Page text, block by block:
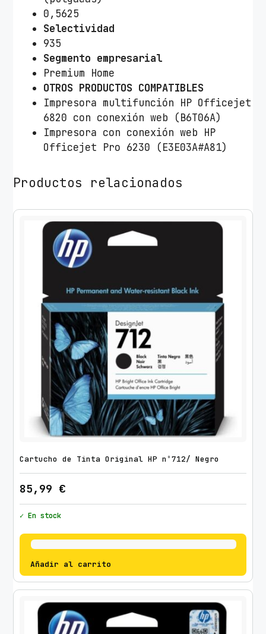
0,5625
Selectividad
935
Segmento empresarial
Premium Home
OTROS PRODUCTOS COMPATIBLES
Impresora multifunción HP Officejet
6820 con conexión web (B6T06A)
Impresora con conexión web HP
Officejet Pro 6230 (E3E03A#A81)
Productos relacionados
Cartucho de Tinta Original HP nº712/ Negro
85,99 €
✓ En stock
Añadir al carrito